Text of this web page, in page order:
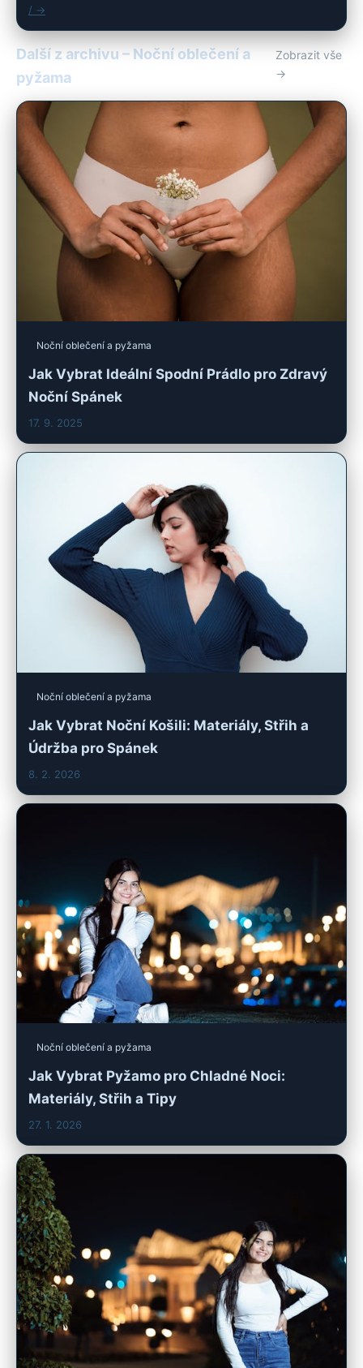
/ →
Další z archivu – Noční oblečení a
pyžama
Zobrazit vše
→
Noční oblečení a pyžama
Jak Vybrat Ideální Spodní Prádlo pro Zdravý
Noční Spánek
17. 9. 2025
Noční oblečení a pyžama
Jak Vybrat Noční Košili: Materiály, Střih a
Údržba pro Spánek
8. 2. 2026
Noční oblečení a pyžama
Jak Vybrat Pyžamo pro Chladné Noci:
Materiály, Střih a Tipy
27. 1. 2026